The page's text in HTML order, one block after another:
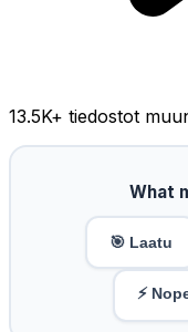
13.5K+ tiedostot
What
🎯 Laatu
⚡